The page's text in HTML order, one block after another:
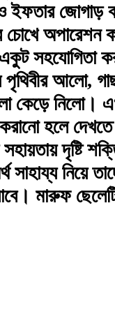
ইফতার
অপারেশন
সহযোগিতা
আলো,
নিলো।
হলে
দৃষ্টি
নিয়ে
মারুফ